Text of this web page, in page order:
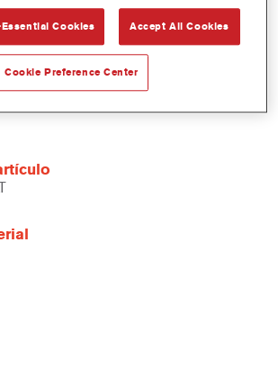
de aplicación.
usar en diferentes condiciones climáticas
técnicas de aplicación.
Cookies Accept All Cookies
Cookie Preference Center